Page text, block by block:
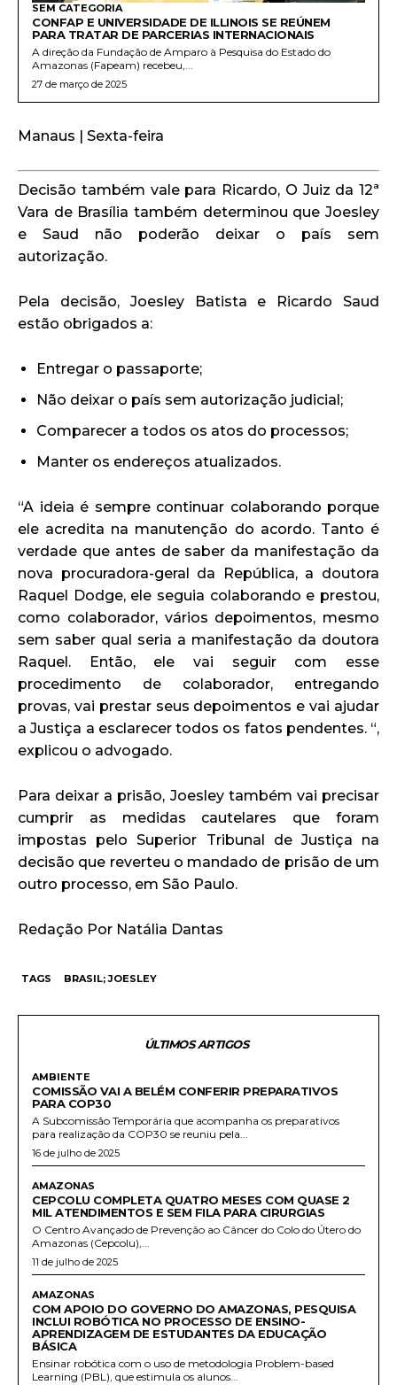
SEM CATEGORIA
CONFAP E UNIVERSIDADE DE ILLINOIS SE REÚNEM
PARA TRATAR DE PARCERIAS INTERNACIONAIS
A direção da Fundação de Amparo à Pesquisa do Estado do
Amazonas (Fapeam) recebeu,...
27 de março de 2025
Manaus | Sexta-feira
Decisão também vale para Ricardo, O Juiz da 12ª
Vara de Brasília também determinou que Joesley
e Saud não poderão deixar o país sem
autorização.
Pela decisão, Joesley Batista e Ricardo Saud
estão obrigados a:
Entregar o passaporte;
Não deixar o país sem autorização judicial;
Comparecer a todos os atos do processos;
Manter os endereços atualizados.
“A ideia é sempre continuar colaborando porque
ele acredita na manutenção do acordo. Tanto é
verdade que antes de saber da manifestação da
nova procuradora-geral da República, a doutora
Raquel Dodge, ele seguia colaborando e prestou,
como colaborador, vários depoimentos, mesmo
sem saber qual seria a manifestação da doutora
Raquel. Então, ele vai seguir com esse
procedimento de colaborador, entregando
provas, vai prestar seus depoimentos e vai ajudar
a Justiça a esclarecer todos os fatos pendentes. “,
explicou o advogado.
Para deixar a prisão, Joesley também vai precisar
cumprir as medidas cautelares que foram
impostas pelo Superior Tribunal de Justiça na
decisão que reverteu o mandado de prisão de um
outro processo, em São Paulo.
Redação Por Natália Dantas
TAGS BRASIL; JOESLEY
ÚLTIMOS ARTIGOS
AMBIENTE
COMISSÃO VAI A BELÉM CONFERIR PREPARATIVOS
PARA COP30
A Subcomissão Temporária que acompanha os preparativos
para realização da COP30 se reuniu pela...
16 de julho de 2025
AMAZONAS
CEPCOLU COMPLETA QUATRO MESES COM QUASE 2
MIL ATENDIMENTOS E SEM FILA PARA CIRURGIAS
O Centro Avançado de Prevenção ao Câncer do Colo do Útero do
Amazonas (Cepcolu),...
11 de julho de 2025
AMAZONAS
COM APOIO DO GOVERNO DO AMAZONAS, PESQUISA
INCLUI ROBÓTICA NO PROCESSO DE ENSINO-
APRENDIZAGEM DE ESTUDANTES DA EDUCAÇÃO
BÁSICA
Ensinar robótica com o uso de metodologia Problem-based
Learning (PBL), que estimula os alunos...